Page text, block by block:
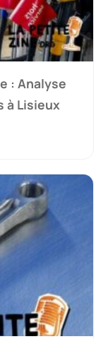
: Analyse
à Lisieux